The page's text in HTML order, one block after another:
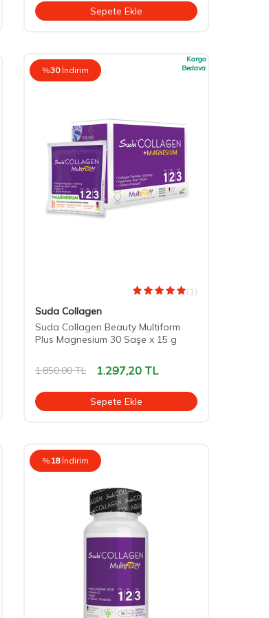
Sepete Ekle
%30 İndirim
Kargo
Bedava
(1)
Suda Collagen
Suda Collagen Beauty Multiform
Plus Magnesium 30 Saşe x 15 g
1.850,00TL 1.297,20TL
Sepete Ekle
% 18 İndirim